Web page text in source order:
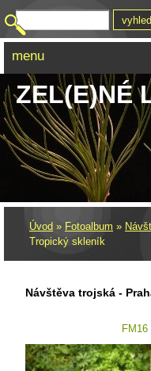
ZEL(E)NÉ
Úvod » Fotoalbum »
Tropický skleník
Návštěva trojská -
menu